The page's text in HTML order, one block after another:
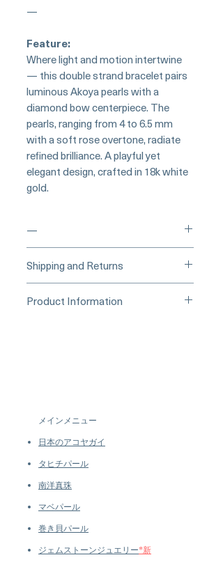
—
Feature:
Where light and motion intertwine
— this double strand bracelet pairs
luminous Akoya pearls with a
diamond bow centerpiece. The
pearls, ranging from 4 to 6.5 mm
with a soft rose overtone, radiate
refined brilliance. A playful yet
elegant design, crafted in 18k white
gold.
—
____Buy Securely on 1stDibs
Shipping and Returns
At Pearl Vogue, each piece is a
availability may vary at the time
of purchase.more details...
Product Information
Very Thick Nacre, Rose
Accessories: 0.39 ct of SI Quality
Natural Diamonds
Metal Weight: 1.75 g of 18k White
Gold
Chain: Included
メインメニュー
日本のアコヤガイ
タヒチパール
南洋真珠
マベパール
巻き貝パール
ジェムストーンジュエリー*新